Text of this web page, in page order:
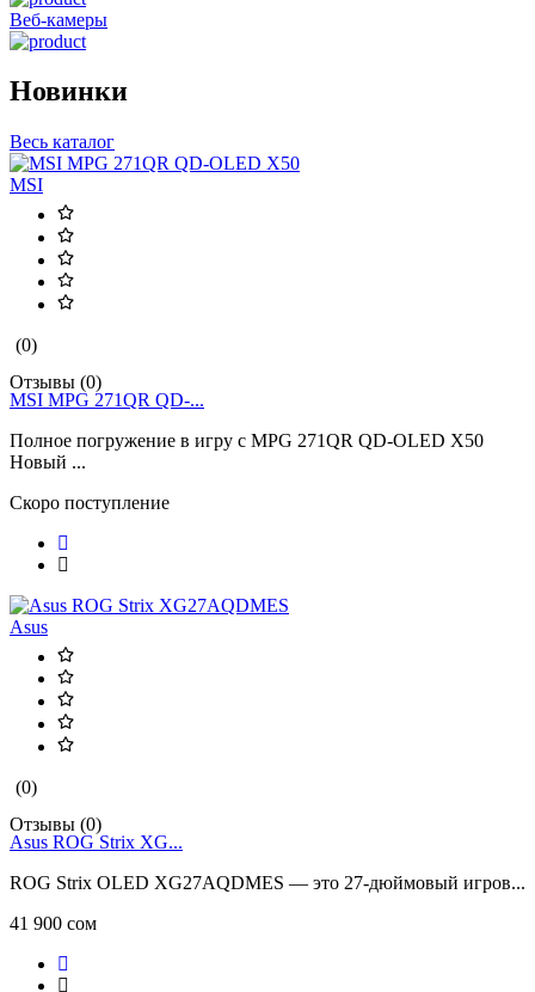
Веб-камеры
Новинки
Весь каталог
MSI
(0)
Отзывы (0)
MSI MPG 271QR QD-...
Полное погружение в игру с MPG 271QR QD-OLED X50
Новый ...
Скоро поступление
Asus
(0)
Отзывы (0)
Asus ROG Strix XG...
ROG Strix OLED XG27AQDMES — это 27-дюймовый игров...
41 900 сом